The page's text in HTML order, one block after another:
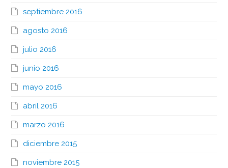
septiembre 2016
agosto 2016
julio 2016
junio 2016
mayo 2016
abril 2016
marzo 2016
diciembre 2015
noviembre 2015